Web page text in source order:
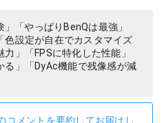
「やっぱりBenQは最強」
色設定が自在でカスタマイズ
」「FPSに特化した性能」
る」「DyAc機能で残像感が減
コメントを要約してお届けし